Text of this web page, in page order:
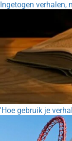
Ingetogen verhalen,
'Hoe gebruik je